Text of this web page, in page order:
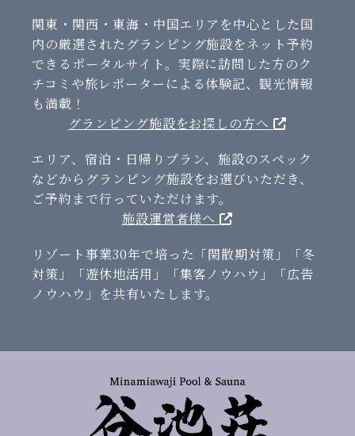
関東・関西・東海・中国エリアを中心とした国
内の厳選されたグランピング施設をネット予約
できるポータルサイト。実際に訪問した方のク
チコミや旅レポーターによる体験記、観光情報
も満載！
グランピング施設をお探しの方へ
エリア、宿泊・日帰りプラン、施設のスペック
などからグランピング施設をお選びいただき、
ご予約まで行っていただけます。
施設運営者様へ
リゾート事業30年で培った「閑散期対策」「冬
対策」「遊休地活用」「集客ノウハウ」「広告
ノウハウ」を共有いたします。